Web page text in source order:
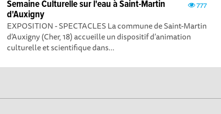
777
Semaine Culturelle sur l'eau à Saint-Martin
d'Auxigny
EXPOSITION - SPECTACLES La commune de Saint-Martin
d'Auxigny (Cher, 18) accueille un dispositif d’animation
culturelle et scientifique dans...